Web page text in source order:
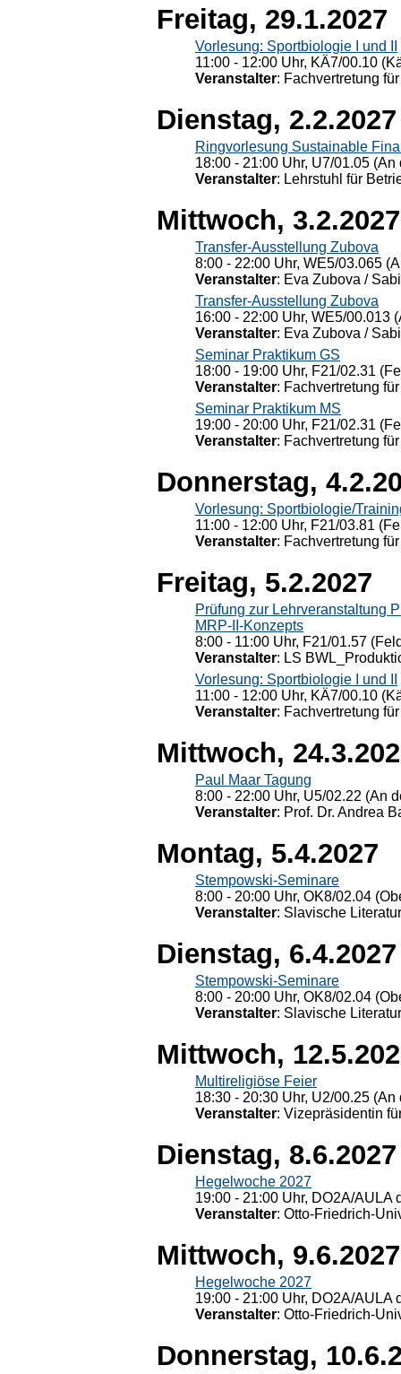
Freitag, 29.1.2027
Vorlesung: Sportbiologie I und II
11:00 - 12:00 Uhr, KÄ7/00.10
Veranstalter: Fachvertretung
Dienstag, 2.2.2027
Ringvorlesung Sustainable
18:00 - 21:00 Uhr, U7/01.05
Veranstalter: Lehrstuhl für
Mittwoch, 3.2.2027
Transfer-Ausstellung Zubova
8:00 - 22:00 Uhr, WE5/03.065
Veranstalter: Eva Zubova /
Transfer-Ausstellung Zubova
16:00 - 22:00 Uhr, WE5/00.013
Veranstalter: Eva Zubova /
Seminar Praktikum GS
18:00 - 19:00 Uhr, F21/02.31
Veranstalter: Fachvertretung
Seminar Praktikum MS
19:00 - 20:00 Uhr, F21/02.31
Veranstalter: Fachvertretung
Donnerstag,
Vorlesung: Sportbiologie/
11:00 - 12:00 Uhr, F21/03.81
Veranstalter: Fachvertretung
Freitag, 5.2.2027
Prüfung zur Lehrveranstaltung
MRP-II-Konzepts
8:00 - 11:00 Uhr, F21/01.57
Veranstalter: LS
Vorlesung: Sportbiologie I und II
11:00 - 12:00 Uhr, KÄ7/00.10
Veranstalter: Fachvertretung
Mittwoch,
Paul Maar Tagung
8:00 - 22:00 Uhr, U5/02.22 (An
Veranstalter: Prof. Dr. Andrea
Montag, 5.4.2027
Stempowski-Seminare
8:00 - 20:00 Uhr, OK8/02.04
Veranstalter: Slavische
Dienstag, 6.4.2027
Stempowski-Seminare
8:00 - 20:00 Uhr, OK8/02.04
Veranstalter: Slavische
Mittwoch,
Multireligiöse Feier
18:30 - 20:30 Uhr, U2/00.25
Veranstalter: Vizepräsidentin
Dienstag, 8.6.2027
Hegelwoche 2027
19:00 - 21:00 Uhr, DO2A/
Veranstalter: Otto-Friedrich-
Mittwoch, 9.6.2027
Hegelwoche 2027
19:00 - 21:00 Uhr, DO2A/
Veranstalter: Otto-Friedrich-
Donnerstag,